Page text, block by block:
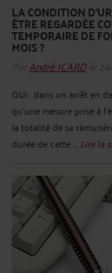
LA CONDITION
ÊTRE REGARDÉE
TEMPORAIRE DE
MOIS ?
ParAndré ICARDle
OUI : dans un arrêt en
qu’une mesure prise à
la totalité de sa
durée de cette ... Lire la